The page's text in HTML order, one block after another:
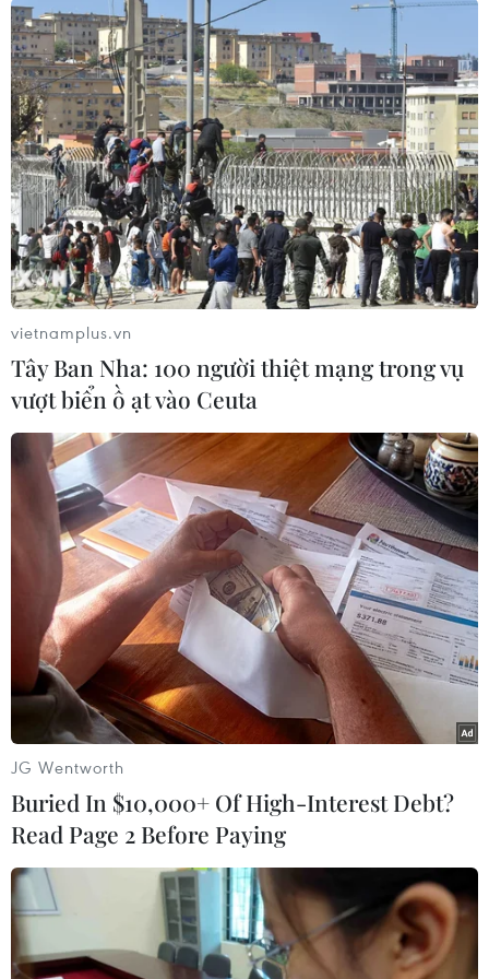
toàn hệ thống: sự lãnh đạo Đảng, cơ quan quản
lý Nhà nước và các Hội chuyên ngành.
Các đại biểu dự hội nghị. (Ảnh: Phương Hoa/TTXVN)
Nhân dịp này, Phó Thủ tướng Vũ Đức Đam đã
tặng lẵng hoa chúc mừng Ngày Báo chí Cách
mạng Việt Nam gửi tới đội ngũ các nhà báo
trong cả nước.
Tại giao ban, các đại biểu đã nghe thông tin về
kết quả thông tin nổi bật của báo chí trong tuần
qua; nội dung công tác đối ngoại trên báo chí và
các nội dung cần tập trung tuyên tuyền thời
gian tới./.
(TTXVN/Vietnam+)
vietnamplus.vn
Tây Ban Nha: 100 người thiệt mạng trong vụ
vượt biển ồ ạt vào Ceuta
JG Wentworth
Buried In $10,000+ Of High-Interest Debt?
Read Page 2 Before Paying